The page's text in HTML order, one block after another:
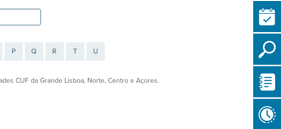
P Q R T U
CUF da Grande Lisboa, Norte, Centro e Açores.